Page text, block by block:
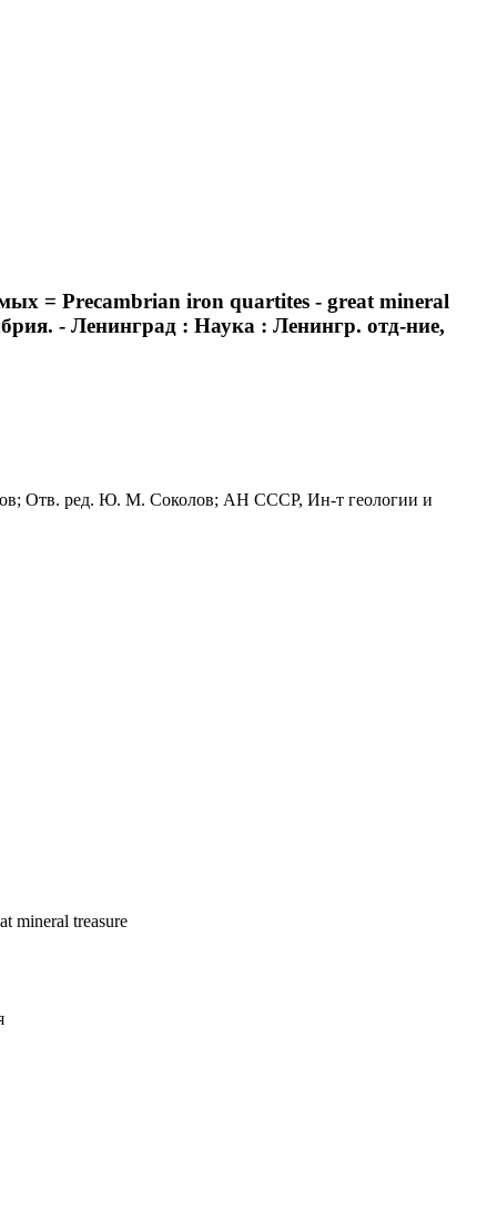
= Precambrian iron quartites - great mineral
- Ленинград : Наука : Ленингр. отд-ние,
Отв. ред. Ю. М. Соколов; АН СССР, Ин-т геологии и
mineral treasure